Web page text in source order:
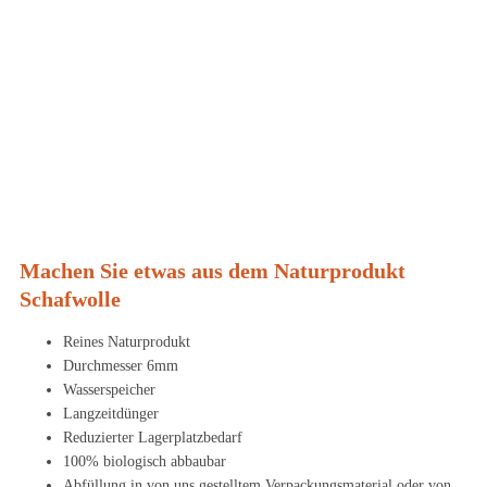
Machen Sie etwas aus dem Naturprodukt
Schafwolle
Reines Naturprodukt
Durchmesser 6mm
Wasserspeicher
Langzeitdünger
Reduzierter Lagerplatzbedarf
100% biologisch abbaubar